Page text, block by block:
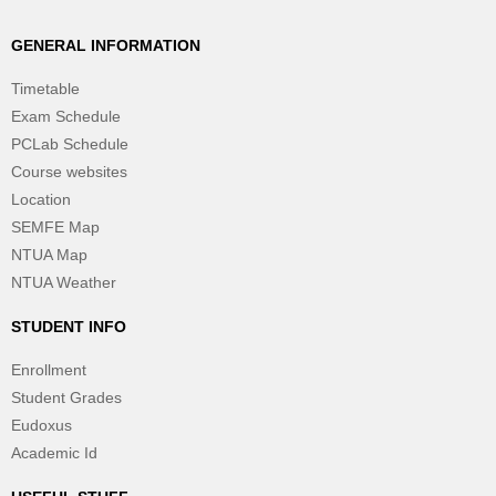
GENERAL INFORMATION
Timetable
Exam Schedule
PCLab Schedule
Course websites
Location
SEMFE Map
NTUA Map
NTUA Weather
STUDENT INFO
Enrollment
Student Grades
Eudoxus
Academic Id